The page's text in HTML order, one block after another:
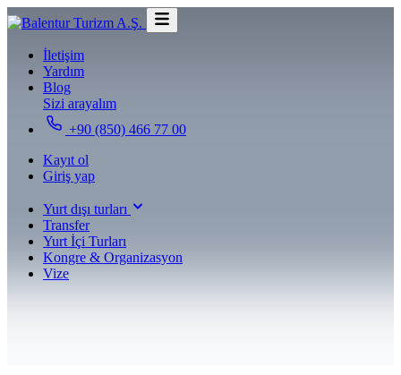
İletişim
Yardım
Blog
Sizi arayalım
+90 (850) 466 77 00
Kayıt ol
Giriş yap
Yurt dışı turları
Transfer
Yurt İçi Turları
Kongre & Organizasyon
Vize